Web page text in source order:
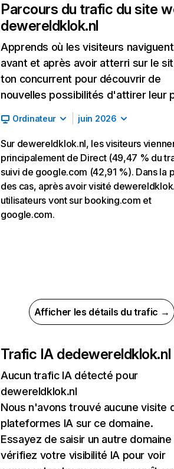
Parcours du trafic du site
dewereldklok.nl
Apprends où les visiteurs naviguent
avant et après avoir atterri sur le
ton concurrent pour découvrir de
nouvelles possibilités d'attirer leur
Ordinateur juin 2026
Sur dewereldklok.nl, les visiteurs
principalement de Direct (49,47 % du
suivi de google.com (42,91 %). Dans la
des cas, après avoir visité
utilisateurs vont sur booking.com et
google.com.
Afficher les détails du trafic →
Trafic IA dedewereldklok.nl
Aucun trafic IA détecté pour
dewereldklok.nl
Nous n'avons trouvé aucune visite
plateformes IA sur ce domaine.
Essayez de saisir un autre domaine
vérifiez votre visibilité IA pour voir